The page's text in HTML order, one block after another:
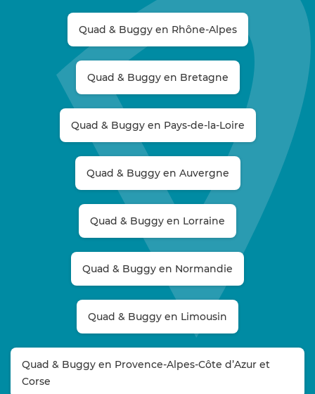
Quad & Buggy en Rhône-Alpes
Quad & Buggy en Bretagne
Quad & Buggy en Pays-de-la-Loire
Quad & Buggy en Auvergne
Quad & Buggy en Lorraine
Quad & Buggy en Normandie
Quad & Buggy en Limousin
Quad & Buggy en Provence-Alpes-Côte d’Azur et
Corse